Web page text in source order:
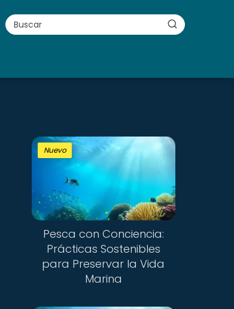
Nuevo
Pesca con Conciencia:
Prácticas Sostenibles
para Preservar la Vida
Marina